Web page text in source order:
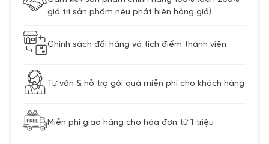
giá trị sản phẩm nếu phát hiện hàng giả)
Chính sách đổi hàng và tích điểm thành viên
Tư vấn & hỗ trợ gói quà miễn phí cho khách hàng
Miễn phí giao hàng cho hóa đơn từ 1 triệu